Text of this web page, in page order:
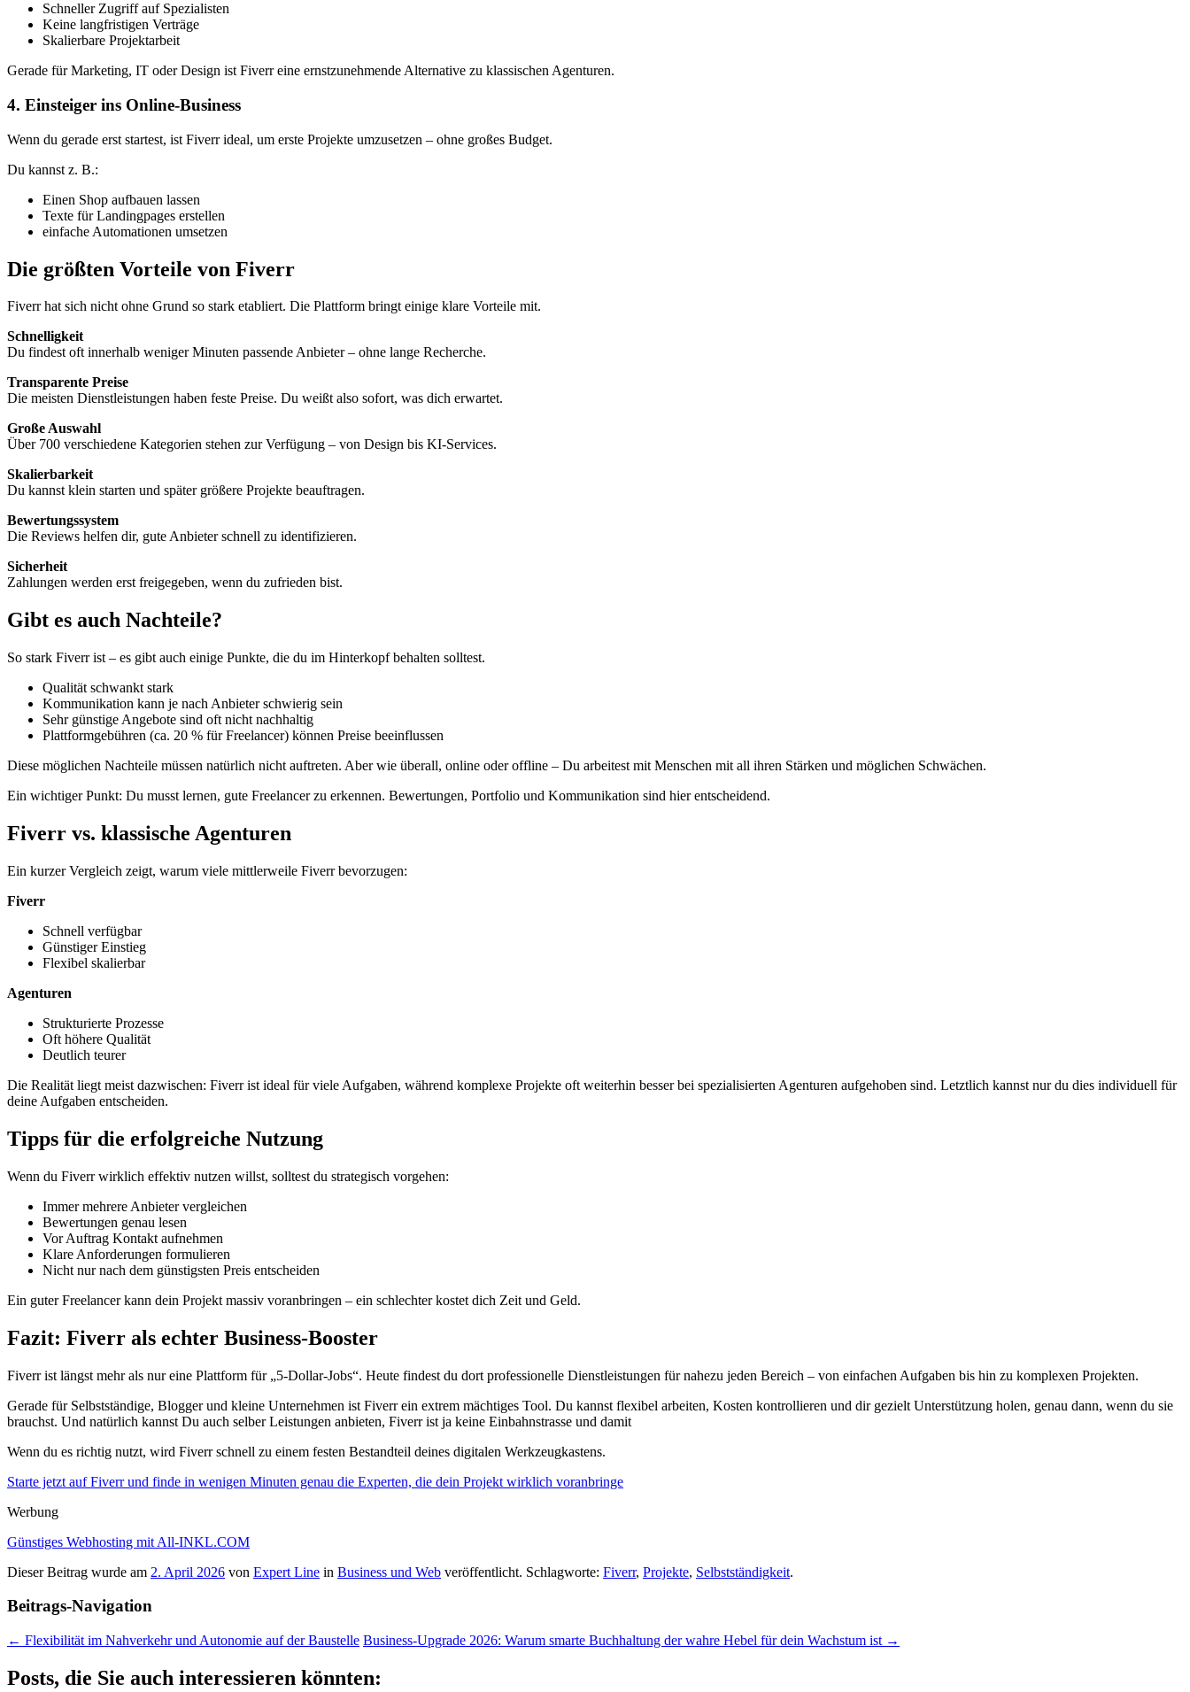
Schneller Zugriff auf Spezialisten
Keine langfristigen Verträge
Skalierbare Projektarbeit
Gerade für Marketing, IT oder Design ist Fiverr eine ernstzunehmende Alternative zu klassischen Agenturen.
4. Einsteiger ins Online-Business
Wenn du gerade erst startest, ist Fiverr ideal, um erste Projekte umzusetzen – ohne großes Budget.
Du kannst z. B.:
Einen Shop aufbauen lassen
Texte für Landingpages erstellen
einfache Automationen umsetzen
Die größten Vorteile von Fiverr
Fiverr hat sich nicht ohne Grund so stark etabliert. Die Plattform bringt einige klare Vorteile mit.
Schnelligkeit
Du findest oft innerhalb weniger Minuten passende Anbieter – ohne lange Recherche.
Transparente Preise
Die meisten Dienstleistungen haben feste Preise. Du weißt also sofort, was dich erwartet.
Große Auswahl
Über 700 verschiedene Kategorien stehen zur Verfügung – von Design bis KI-Services.
Skalierbarkeit
Du kannst klein starten und später größere Projekte beauftragen.
Bewertungssystem
Die Reviews helfen dir, gute Anbieter schnell zu identifizieren.
Sicherheit
Zahlungen werden erst freigegeben, wenn du zufrieden bist.
Gibt es auch Nachteile?
So stark Fiverr ist – es gibt auch einige Punkte, die du im Hinterkopf behalten solltest.
Qualität schwankt stark
Kommunikation kann je nach Anbieter schwierig sein
Sehr günstige Angebote sind oft nicht nachhaltig
Plattformgebühren (ca. 20 % für Freelancer) können Preise beeinflussen
Diese möglichen Nachteile müssen natürlich nicht auftreten. Aber wie überall, online oder offline – Du arbeitest mit Menschen mit all ihren Stärken und möglichen Schwächen.
Ein wichtiger Punkt: Du musst lernen, gute Freelancer zu erkennen. Bewertungen, Portfolio und Kommunikation sind hier entscheidend.
Fiverr vs. klassische Agenturen
Ein kurzer Vergleich zeigt, warum viele mittlerweile Fiverr bevorzugen:
Fiverr
Schnell verfügbar
Günstiger Einstieg
Flexibel skalierbar
Agenturen
Strukturierte Prozesse
Oft höhere Qualität
Deutlich teurer
Die Realität liegt meist dazwischen: Fiverr ist ideal für viele Aufgaben, während komplexe Projekte oft weiterhin besser bei spezialisierten Agenturen aufgehoben sind. Letztlich kannst nur du dies individuell für
deine Aufgaben entscheiden.
Tipps für die erfolgreiche Nutzung
Wenn du Fiverr wirklich effektiv nutzen willst, solltest du strategisch vorgehen:
Immer mehrere Anbieter vergleichen
Bewertungen genau lesen
Vor Auftrag Kontakt aufnehmen
Klare Anforderungen formulieren
Nicht nur nach dem günstigsten Preis entscheiden
Ein guter Freelancer kann dein Projekt massiv voranbringen – ein schlechter kostet dich Zeit und Geld.
Fazit: Fiverr als echter Business-Booster
Fiverr ist längst mehr als nur eine Plattform für „5-Dollar-Jobs“. Heute findest du dort professionelle Dienstleistungen für nahezu jeden Bereich – von einfachen Aufgaben bis hin zu komplexen Projekten.
Gerade für Selbstständige, Blogger und kleine Unternehmen ist Fiverr ein extrem mächtiges Tool. Du kannst flexibel arbeiten, Kosten kontrollieren und dir gezielt Unterstützung holen, genau dann, wenn du sie
brauchst. Und natürlich kannst Du auch selber Leistungen anbieten, Fiverr ist ja keine Einbahnstrasse und damit
Wenn du es richtig nutzt, wird Fiverr schnell zu einem festen Bestandteil deines digitalen Werkzeugkastens.
Starte jetzt auf Fiverr und finde in wenigen Minuten genau die Experten, die dein Projekt wirklich voranbringe
Werbung
Günstiges Webhosting mit All-INKL.COM
Dieser Beitrag wurde am 2. April 2026 von Expert Line in Business und Web veröffentlicht. Schlagworte: Fiverr, Projekte, Selbstständigkeit.
Beitrags-Navigation
← Flexibilität im Nahverkehr und Autonomie auf der Baustelle Business-Upgrade 2026: Warum smarte Buchhaltung der wahre Hebel für dein Wachstum ist →
Posts, die Sie auch interessieren könnten: